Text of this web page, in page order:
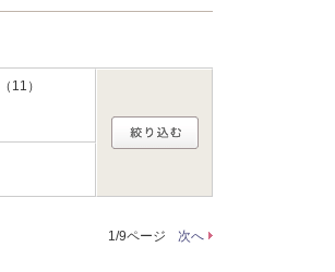
（11）
1/9ページ 次へ